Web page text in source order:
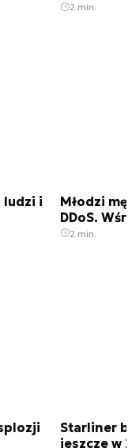
2 min.
ludzi i
Młodzi
DDoS.
2 min.
Starliner
jeszcze w